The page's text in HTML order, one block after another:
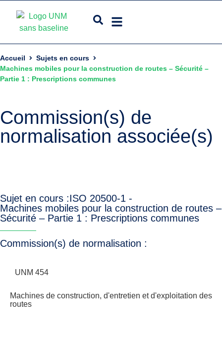
Accueil
Sujets en cours
Machines mobiles pour la construction de routes – Sécurité –
Partie 1 : Prescriptions communes
Commission(s) de
normalisation associée(s)
Sujet en cours :ISO 20500-1 -
Machines mobiles pour la construction de routes –
Sécurité – Partie 1 : Prescriptions communes
Commission(s) de normalisation :
UNM 454
Machines de construction, d'entretien et d'exploitation des
routes